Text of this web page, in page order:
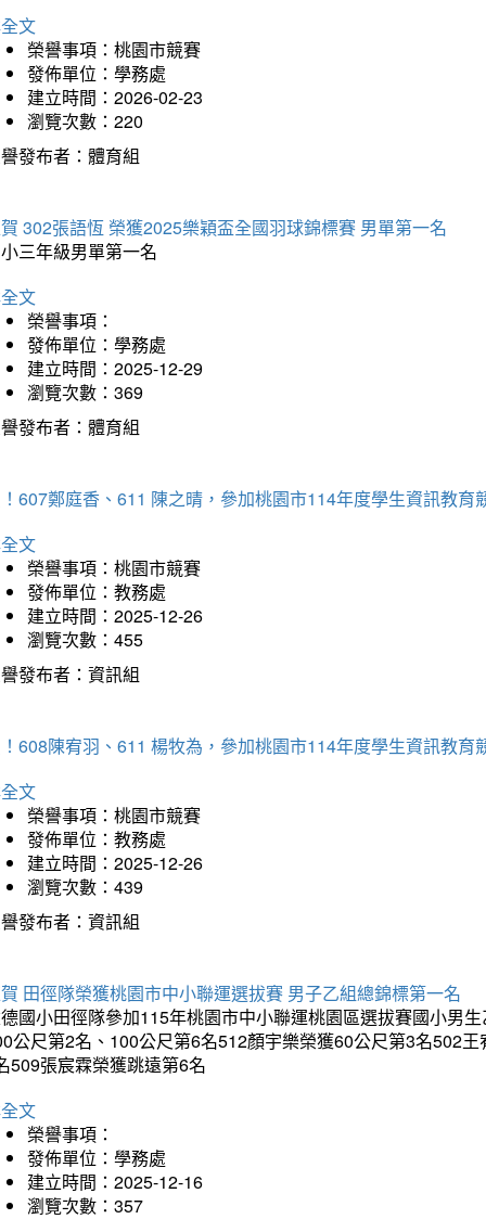
文
榮譽事項：桃園市競賽
發佈單位：學務處
建立時間：2026-02-23
瀏覽次數：220
發布者：體育組
302張語恆 榮獲2025樂穎盃全國羽球錦標賽 男單第一名
三年級男單第一名
文
榮譽事項：
發佈單位：學務處
建立時間：2025-12-29
瀏覽次數：369
發布者：體育組
607鄭庭香、611 陳之晴，參加桃園市114年度學生資訊教育
文
榮譽事項：桃園市競賽
發佈單位：教務處
建立時間：2025-12-26
瀏覽次數：455
發布者：資訊組
608陳宥羽、611 楊牧為，參加桃園市114年度學生資訊教育
文
榮譽事項：桃園市競賽
發佈單位：教務處
建立時間：2025-12-26
瀏覽次數：439
發布者：資訊組
田徑隊榮獲桃園市中小聯運選拔賽 男子乙組總錦標第一名
國小田徑隊參加115年桃園市中小聯運桃園區選拔賽國小男
公尺第2名、100公尺第6名512顏宇樂榮獲60公尺第3名502
509張宸霖榮獲跳遠第6名
文
榮譽事項：
發佈單位：學務處
建立時間：2025-12-16
瀏覽次數：357